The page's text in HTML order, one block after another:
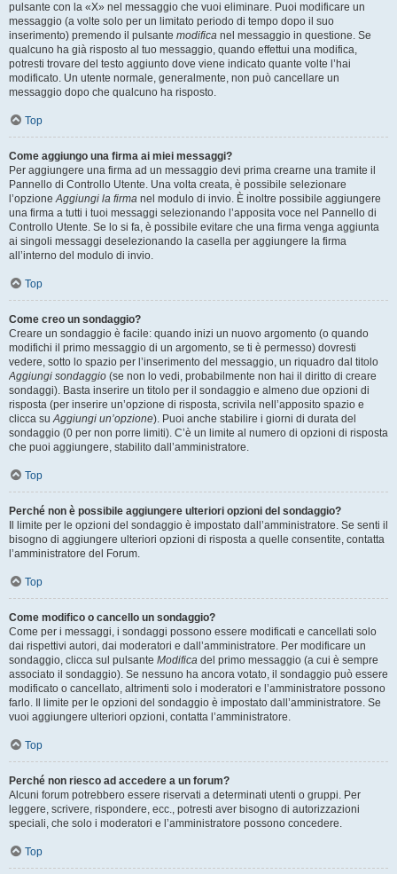
pulsante con la «X» nel messaggio che vuoi eliminare. Puoi modificare un
messaggio (a volte solo per un limitato periodo di tempo dopo il suo
inserimento) premendo il pulsante modifica nel messaggio in questione. Se
qualcuno ha già risposto al tuo messaggio, quando effettui una modifica,
potresti trovare del testo aggiunto dove viene indicato quante volte l’hai
modificato. Un utente normale, generalmente, non può cancellare un
messaggio dopo che qualcuno ha risposto.
Top
Come aggiungo una firma ai miei messaggi?
Per aggiungere una firma ad un messaggio devi prima crearne una tramite il
Pannello di Controllo Utente. Una volta creata, è possibile selezionare
l’opzioneAggiungi la firma nel modulo di invio. È inoltre possibile aggiungere
una firma a tutti i tuoi messaggi selezionando l’apposita voce nel Pannello di
Controllo Utente. Se lo si fa, è possibile evitare che una firma venga aggiunta
ai singoli messaggi deselezionando la casella per aggiungere la firma
all’interno del modulo di invio.
Top
Come creo un sondaggio?
Creare un sondaggio è facile: quando inizi un nuovo argomento (o quando
modifichi il primo messaggio di un argomento, se ti è permesso) dovresti
vedere, sotto lo spazio per l’inserimento del messaggio, un riquadro dal titolo
Aggiungi sondaggio (se non lo vedi, probabilmente non hai il diritto di creare
sondaggi). Basta inserire un titolo per il sondaggio e almeno due opzioni di
risposta (per inserire un’opzione di risposta, scrivila nell’apposito spazio e
clicca suAggiungi un’opzione). Puoi anche stabilire i giorni di durata del
sondaggio (0 per non porre limiti). C’è un limite al numero di opzioni di risposta
che puoi aggiungere, stabilito dall’amministratore.
Top
Perché non è possibile aggiungere ulteriori opzioni del sondaggio?
Il limite per le opzioni del sondaggio è impostato dall’amministratore. Se senti il
bisogno di aggiungere ulteriori opzioni di risposta a quelle consentite, contatta
l’amministratore del Forum.
Top
Come modifico o cancello un sondaggio?
Come per i messaggi, i sondaggi possono essere modificati e cancellati solo
dai rispettivi autori, dai moderatori e dall’amministratore. Per modificare un
sondaggio, clicca sul pulsante Modifica del primo messaggio (a cui è sempre
associato il sondaggio). Se nessuno ha ancora votato, il sondaggio può essere
modificato o cancellato, altrimenti solo i moderatori e l’amministratore possono
farlo. Il limite per le opzioni del sondaggio è impostato dall’amministratore. Se
vuoi aggiungere ulteriori opzioni, contatta l’amministratore.
Top
Perché non riesco ad accedere a un forum?
Alcuni forum potrebbero essere riservati a determinati utenti o gruppi. Per
leggere, scrivere, rispondere, ecc., potresti aver bisogno di autorizzazioni
speciali, che solo i moderatori e l’amministratore possono concedere.
Top